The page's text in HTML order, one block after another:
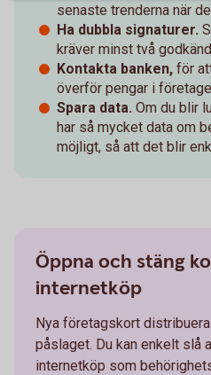
senaste trenderna när
Ha dubbla signaturer.
kräver minst två
Kontakta banken, för
överför pengar i
Spara data. Om du blir
har så mycket data om
möjligt, så att det blir
Öppna och stäng
internetköp
Nya företagskort
påslaget. Du kan enkelt slå
internetköp som